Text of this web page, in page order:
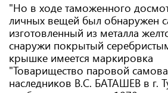
"Но в ходе таможенного
личных вещей был обнаружен
изготовленный из металла
снаружи покрытый
крышке имеется маркировка
"Товарищество паровой
наследников В.С. БАТАШЕВ в г.